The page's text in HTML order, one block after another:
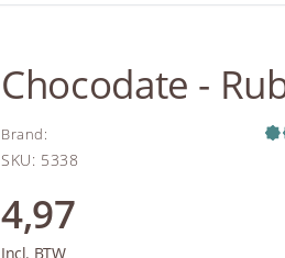
Chocodate -
Brand:
SKU: 5338
4,97
Incl. BTW